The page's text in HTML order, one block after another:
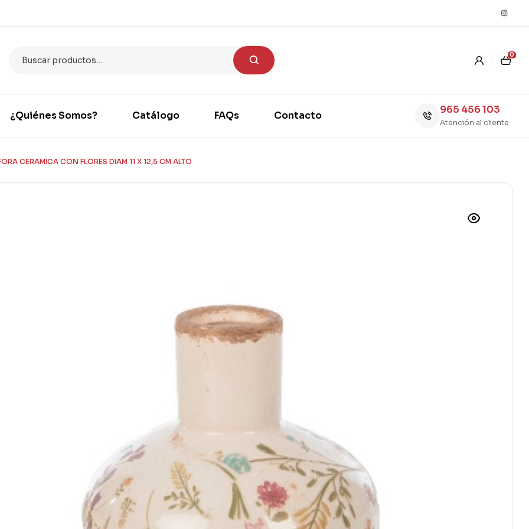
0
¿Quiénes Somos? Catálogo FAQs Contacto 965 456 103
Atención al cliente
CERAMICA CON FLORES DIAM 11 X 12,5 CM ALTO